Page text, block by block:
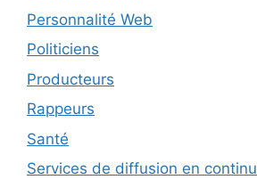
Personnalité Web
Politiciens
Producteurs
Rappeurs
Santé
Services de diffusion en continu